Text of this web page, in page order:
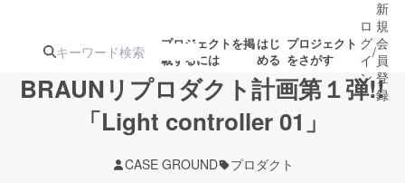
プロジェクトを掲
載するには
はじ
める
プロジェクト
をさがす
ジェクト
募集終了が近いプ
ロジェクト
ロ
グ
イ
ン
/
新
規
会
員
登
録
BRAUNリプロダクト計画第１弾!!
「Light controller 01」
CASE GROUND プロダクト